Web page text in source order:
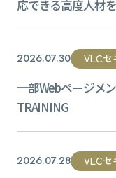
応できる高度人材
2026.07.30 VLCセ
一部Webページメ
TRAINING
2026.07.28 VLCセ